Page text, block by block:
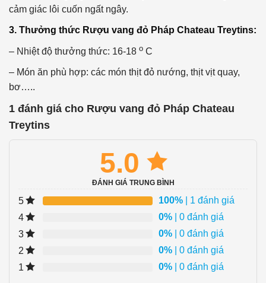
cảm giác lôi cuốn ngất ngây.
3. Thưởng thức Rượu vang đỏ Pháp Chateau Treytins:
– Nhiệt độ thưởng thức: 16-18 o C
– Món ăn phù hợp: các món thịt đỏ nướng, thịt vịt quay,
bơ…..
1 đánh giá cho Rượu vang đỏ Pháp Chateau
Treytins
5.0
ĐÁNH GIÁ TRUNG BÌNH
5 100% | 1 đánh giá
4
0% | 0 đánh giá
3
0% | 0 đánh giá
2
0% | 0 đánh giá
1
0% | 0 đánh giá